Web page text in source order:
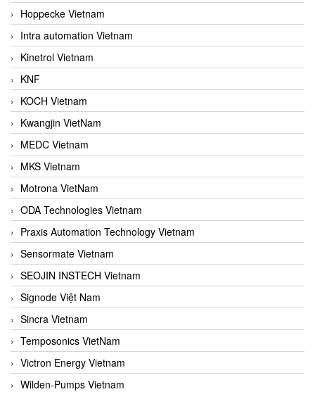
Hoppecke Vietnam
Intra automation Vietnam
Kinetrol Vietnam
KNF
KOCH Vietnam
Kwangjin VietNam
MEDC Vietnam
MKS Vietnam
Motrona VietNam
ODA Technologies Vietnam
Praxis Automation Technology Vietnam
Sensormate Vietnam
SEOJIN INSTECH Vietnam
Signode Việt Nam
Sincra Vietnam
Temposonics VietNam
Victron Energy Vietnam
Wilden-Pumps Vietnam